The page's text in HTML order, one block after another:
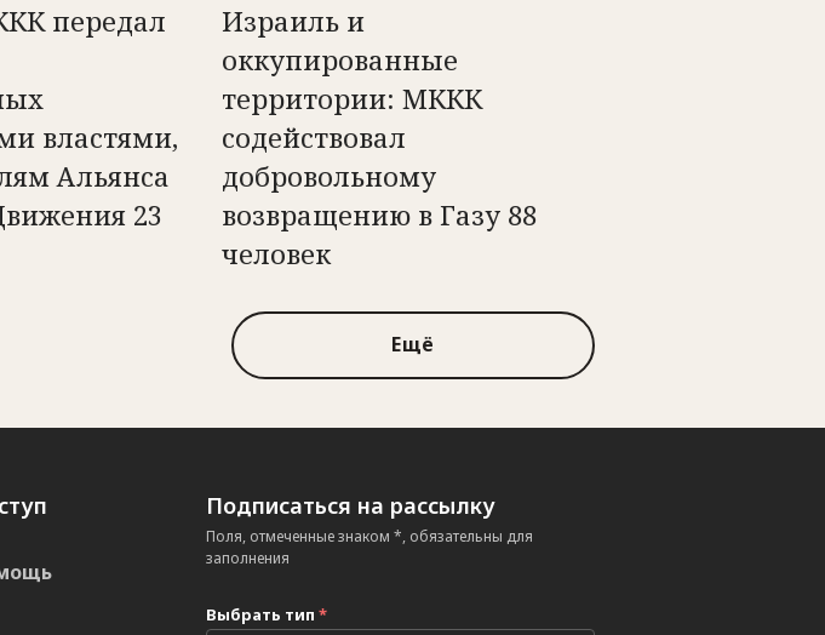
передал
властями,
Альянса
23
Израиль и
оккупированные
территории: МККК
содействовал
добровольному
возвращению в Газу 88
человек
Ещё
Подписаться на рассылку
Поля, отмеченные знаком *, обязательны для
заполнения
Выбрать тип *